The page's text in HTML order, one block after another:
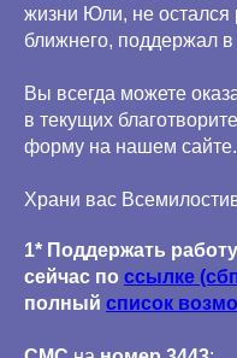
жизни Юли, не
ближнего, поддержал в
Вы всегда можете
в текущих
форму на нашем сайте.
Храни вас
1* Поддержать
сейчас по ссылке
полный список